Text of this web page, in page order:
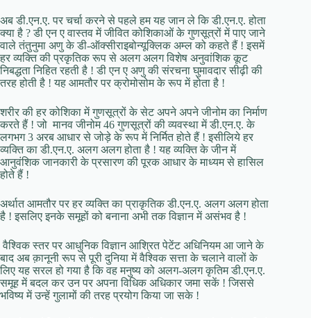
अब डी.एन.ए. पर चर्चा करने से पहले हम यह जान ले कि डी.एन.ए. होता
क्या है ? डी एन ए वास्तव में जीवित कोशिकाओं के गुणसूत्रों में पाए जाने
वाले तंतुनुमा अणु के डी-ऑक्सीराइबोन्यूक्लिक अम्ल को कहते हैं ! इसमें
हर व्यक्ति की प्रकृतिक रूप से अलग अलग विशेष अनुवांशिक कूट
निबद्धता निहित रहती है ! डी एन ए अणु की संरचना घुमावदार सीढ़ी की
तरह होती है ! यह आमतौर पर क्रोमोसोम के रूप में होता है !
शरीर की हर कोशिका में गुणसूत्रों के सेट अपने अपने जीनोम का निर्माण
करते हैं ! जो मानव जीनोम 46 गुणसूत्रों की व्यवस्था में डी.एन.ए. के
लगभग 3 अरब आधार से जोड़े के रूप में निर्मित होते हैं ! इसीलिये हर
व्यक्ति का डी.एन.ए. अलग अलग होता है ! यह व्यक्ति के जीन में
आनुवंशिक जानकारी के प्रसारण की पूरक आधार के माध्यम से हासिल
होते हैं !
अर्थात आमतौर पर हर व्यक्ति का प्राकृतिक डी.एन.ए. अलग अलग होता
है ! इसलिए इनके समूहों को बनाना अभी तक विज्ञान में असंभव है !
वैश्विक स्तर पर आधुनिक विज्ञान आश्रित पेटेंट अधिनियम आ जाने के
बाद अब क़ानूनी रूप से पूरी दुनिया में वैश्विक सत्ता के चलाने वालों के
लिए यह सरल हो गया है कि वह मनुष्य को अलग-अलग कृतिम डी.एन.ए.
समूह में बदल कर उन पर अपना विधिक अधिकार जमा सकें ! जिससे
भविष्य में उन्हें गुलामों की तरह प्रयोग किया जा सके !